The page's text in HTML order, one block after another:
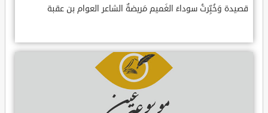
قصيدة وَخُبِّرتُ سوداءَ الغَميم مَريضةٌ الشاعر العوام بن عقبة